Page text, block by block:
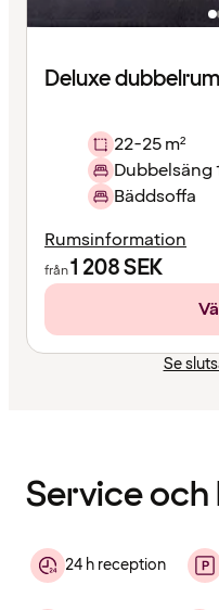
Deluxe dubbelrum
22-25 m²
Dubbelsäng
Bäddsoffa
Rumsinformation
från1 208SEK
Se
Service
24 h reception